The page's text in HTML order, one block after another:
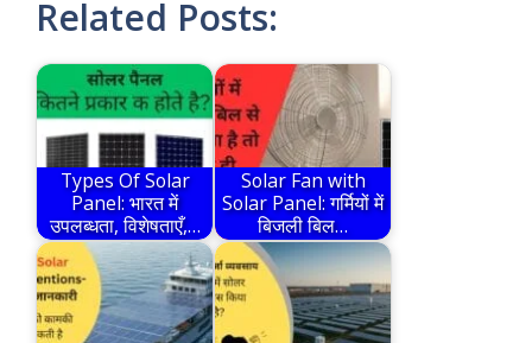
Related Posts:
Types Of Solar
Panel: भारत में
उपलब्धता, विशेषताएँ,…
Solar Fan with
Solar Panel: गर्मियों में
बिजली बिल…